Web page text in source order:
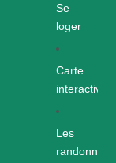
Se
loger
Carte
interactive
Les
randonnées